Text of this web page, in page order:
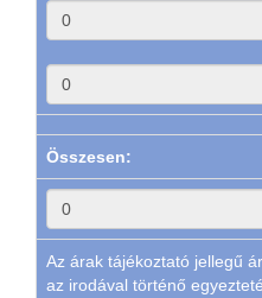
Összesen:
Az árak tájékoztató jellegű
az irodával történő